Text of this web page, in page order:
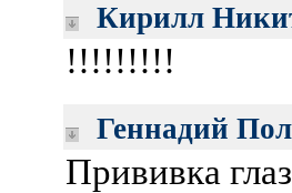
Кирилл
!!!!!!!!!
Геннадий
Прививка